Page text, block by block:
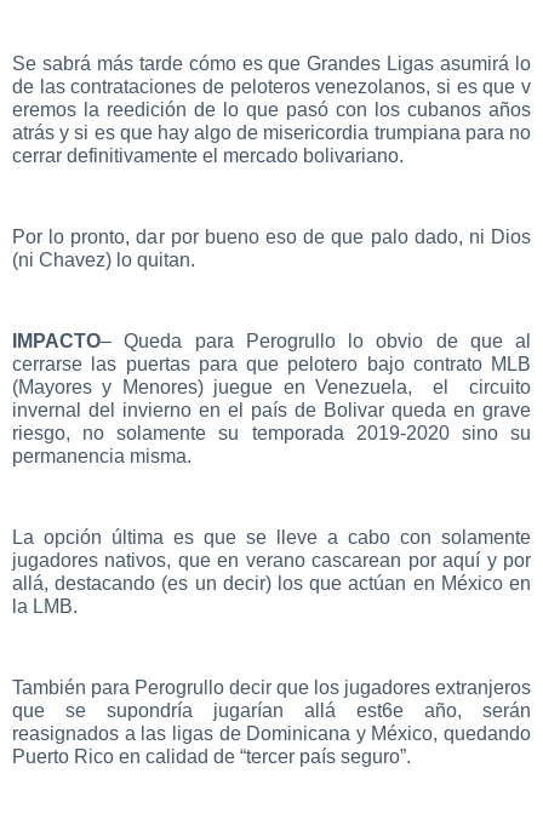
Se sabrá más tarde cómo es que Grandes Ligas asumirá lo
de las contrataciones de peloteros venezolanos, si es que v
eremos la reedición de lo que pasó con los cubanos años
atrás y si es que hay algo de misericordia trumpiana para no
cerrar definitivamente el mercado bolivariano.
Por lo pronto, dar por bueno eso de que palo dado, ni Dios
(ni Chavez) lo quitan.
IMPACTO– Queda para Perogrullo lo obvio de que al
cerrarse las puertas para que pelotero bajo contrato MLB
(Mayores y Menores) juegue en Venezuela, el circuito
invernal del invierno en el país de Bolivar queda en grave
riesgo, no solamente su temporada 2019-2020 sino su
permanencia misma.
La opción última es que se lleve a cabo con solamente
jugadores nativos, que en verano cascarean por aquí y por
allá, destacando (es un decir) los que actúan en México en
la LMB.
También para Perogrullo decir que los jugadores extranjeros
que se supondría jugarían allá est6e año, serán
reasignados a las ligas de Dominicana y México, quedando
Puerto Rico en calidad de “tercer país seguro”.